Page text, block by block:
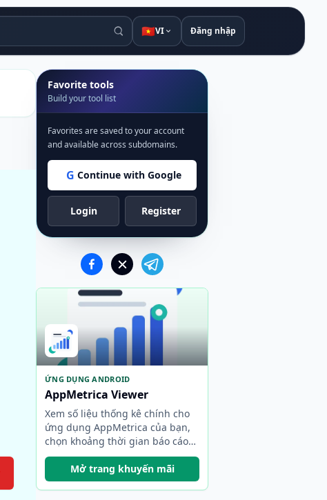
🇻🇳VI Đăng nhập
Favorite tools
Build your tool list
Favorites are saved to your account
and available across subdomains.
G Continue with Google
Login Register
ỨNG DỤNG ANDROID
AppMetrica Viewer
Xem số liệu thống kê chính cho
ứng dụng AppMetrica của bạn,
chọn khoảng thời gian báo cáo
và chuyển đổi nhanh chóng giữa
các dự án và tài khoản.
Mở trang khuyến mãi